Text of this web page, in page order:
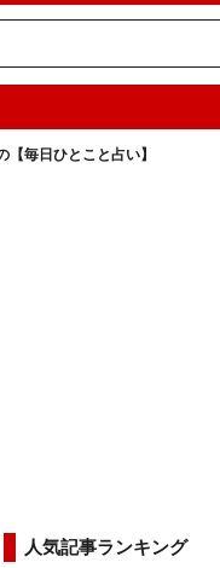
毎日ひとこと占い】
人気記事ランキング